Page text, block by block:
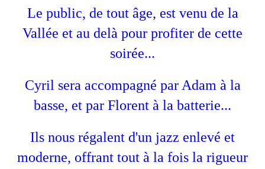
Le public, de tout âge, est venu de la
Vallée et au delà pour profiter de cette
soirée...
Cyril sera accompagné par Adam à la
basse, et par Florent à la batterie...
Ils nous régalent d'un jazz enlevé et
moderne, offrant tout à la fois la rigueur